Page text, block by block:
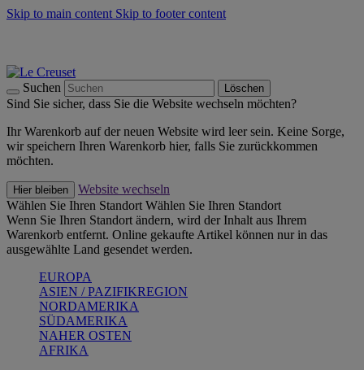
Skip to main content Skip to footer content
Suchen Löschen
Sind Sie sicher, dass Sie die Website wechseln möchten?
Ihr Warenkorb auf der neuen Website wird leer sein. Keine Sorge,
wir speichern Ihren Warenkorb hier, falls Sie zurückkommen
möchten.
Hier bleiben
Website wechseln
Wählen Sie Ihren Standort Wählen Sie Ihren Standort
Wenn Sie Ihren Standort ändern, wird der Inhalt aus Ihrem
Warenkorb entfernt. Online gekaufte Artikel können nur in das
ausgewählte Land gesendet werden.
EUROPA
ASIEN / PAZIFIKREGION
NORDAMERIKA
SÜDAMERIKA
NAHER OSTEN
AFRIKA